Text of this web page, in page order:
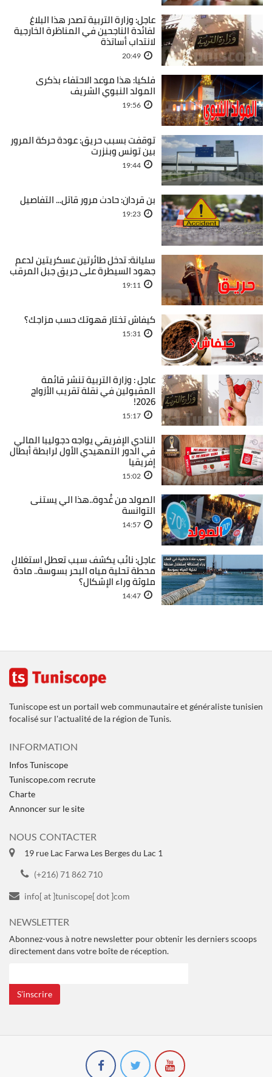
عاجل: وزارة التربية تصدر هذا البلاغ
لفائدة الناجحين في المناظرة الخارجية
لانتداب أساتذة
20:49
فلكيا: هذا موعد الاحتفاء بذكرى
المولد النبوي الشريف
19:56
توقفت بسبب حريق: عودة حركة المرور
بين تونس وبنزرت
19:44
بن قردان: حادث مرور قاتل... التفاصيل
19:23
سليانة: تدخل طائرتين عسكريتين لدعم
جهود السيطرة على حريق جبل المرقب
19:11
كيفاش تختار قهوتك حسب مزاجك؟
15:31
عاجل : وزارة التربية تنشر قائمة
المقبولين في نقلة تقريب الأزواج
2026!
15:17
النادي الإفريقي يواجه دجوليبا المالي
في الدور التمهيدي الأول لرابطة أبطال
إفريقيا
15:02
الصولد من غُدوة..هذا الي يستنى
التوانسة
14:57
عاجل: نائب يكشف سبب تعطل استغلال
محطة تحلية مياه البحر بسوسة.. مادة
ملوثة وراء الإشكال؟
14:47
Tuniscope est un portail web communautaire et généraliste tunisien
focalisé sur l'actualité de la région de Tunis.
INFORMATION
Infos Tuniscope
Tuniscope.com recrute
Charte
Annoncer sur le site
NOUS CONTACTER
19 rue Lac Farwa Les Berges du Lac 1
(+216) 71 862 710
info[ at ]tuniscope[ dot ]com
NEWSLETTER
Abonnez-vous à notre newsletter pour obtenir les derniers scoops
directement dans votre boîte de réception.
S’inscrire